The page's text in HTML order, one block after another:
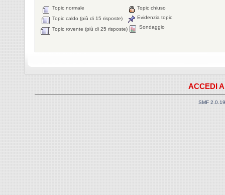
Topic normale
Topic caldo (più di 15 risposte)
Topic rovente (più di 25 risposte)
Topic chiuso
Evidenzia topic
Sondaggio
ACCEDI
SMF 2.0.19